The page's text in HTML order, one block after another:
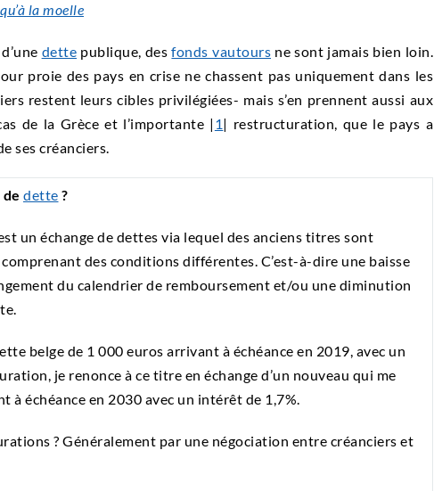
la moelle
dette publique, desfonds vautours ne sont jamais bien loin.
proie des pays en crise ne chassent pas uniquement dans les
restent leurs cibles privilégiées- mais s’en prennent aussi aux
de la Grèce et l’importante | 1| restructuration, que le pays a
ses créanciers.
dette ?
un échange de dettes via lequel des anciens titres sont
des conditions différentes. C’est-à-dire une baisse
du calendrier de remboursement et/ou une diminution
belge de 1 000 euros arrivant à échéance en 2019, avec un
je renonce à ce titre en échange d’un nouveau qui me
à échéance en 2030 avec un intérêt de 1,7%.
? Généralement par une négociation entre créanciers et